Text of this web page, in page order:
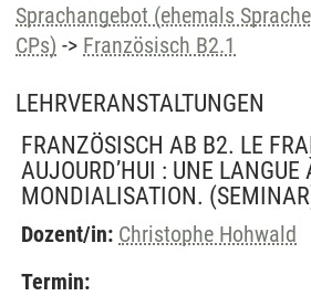
Sprachangebot (ehemals
CPs) -> Französisch B2.1
LEHRVERANSTALTUNGEN
FRANZÖSISCH AB B2. LE
AUJOURD’HUI : UNE LANGUE
MONDIALISATION.
Dozent/in: Christophe Hohwald
Termin: